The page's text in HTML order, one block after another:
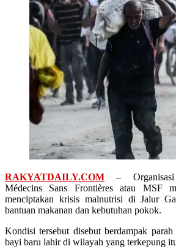
RAKYATDAILY.COM – Organisasi
Médecins Sans Frontières atau MSF
menciptakan krisis malnutrisi di Jalur
bantuan makanan dan kebutuhan pokok.
Kondisi tersebut disebut berdampak
bayi baru lahir di wilayah yang terkepung